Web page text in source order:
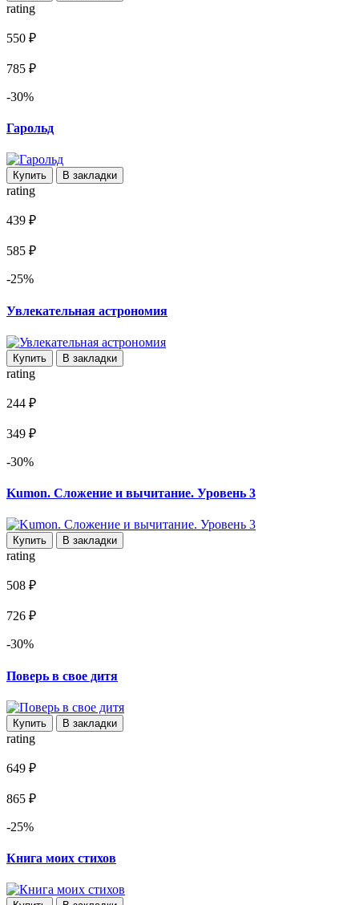
rating
550 ₽
785 ₽
-30%
Гарольд
Купить В закладки
rating
439 ₽
585 ₽
-25%
Увлекательная астрономия
Купить В закладки
rating
244 ₽
349 ₽
-30%
Kumon. Сложение и вычитание. Уровень 3
Купить В закладки
rating
508 ₽
726 ₽
-30%
Поверь в свое дитя
Купить В закладки
rating
649 ₽
865 ₽
-25%
Книга моих стихов